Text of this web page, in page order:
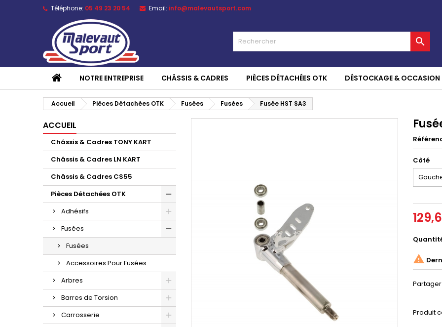
Téléphone: 05 49 23 20 54 Email: info@malevautsport.com

NOTRE ENTREPRISE CHÂSSIS & CADRES PIÈCES DÉTACHÉES OTK DÉSTOCKAGE & OCCASION
Accueil Pièces Détachées OTK Fusées Fusées Fusée HST SA3
ACCUEIL
Châssis & Cadres TONY KART
Châssis & Cadres LN KART
Châssis & Cadres CS55
Pièces Détachées OTK
Adhésifs
Fusées
Fusées
Accessoires Pour Fusées
Arbres
Barres de Torsion
Carrosserie
Côté

Partager
Produit